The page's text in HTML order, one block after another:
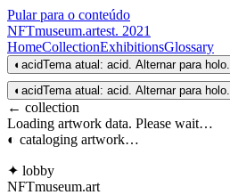
Pular para o conteúdo
NFTmuseum.artest. 2021
HomeCollectionExhibitionsGlossary
◐ acidTema atual: acid. Alternar para holo.
◐ acidTema atual: acid. Alternar para holo.
← collection
Loading artwork data. Please wait…
◐ cataloging artwork…
✦ lobby
NFTmuseum.art